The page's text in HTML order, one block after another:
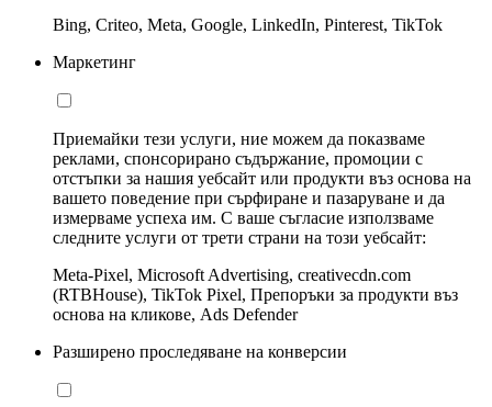
Bing, Criteo, Meta, Google, LinkedIn, Pinterest, TikTok
Маркетинг
Приемайки тези услуги, ние можем да показваме
реклами, спонсорирано съдържание, промоции с
отстъпки за нашия уебсайт или продукти въз основа на
вашето поведение при сърфиране и пазаруване и да
измерваме успеха им. С ваше съгласие използваме
следните услуги от трети страни на този уебсайт:
Meta-Pixel, Microsoft Advertising, creativecdn.com
(RTBHouse), TikTok Pixel, Препоръки за продукти въз
основа на кликове, Ads Defender
Разширено проследяване на конверсии